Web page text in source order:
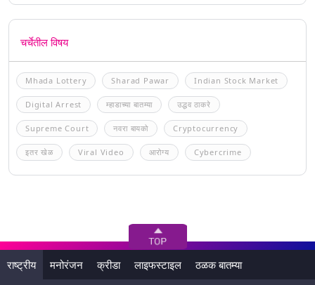
चर्चेतील विषय
Mhada Lottery Sharad Pawar Indian Stock Market
Digital Arrest म्हाडाच्या बातम्या उद्धव ठाकरे
Supreme Court नवरा बायको Cryptocurrency
इतर खेळ Viral Video आरोग्य Cybercrime
राष्ट्रीय मनोरंजन क्रीडा लाइफस्टाइल ठळक बातम्या